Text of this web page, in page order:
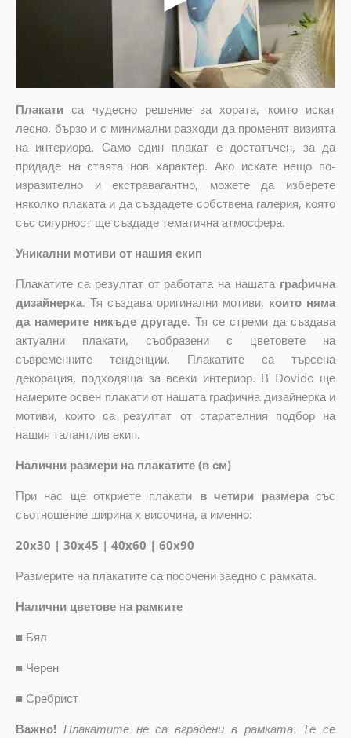
Плакати са чудесно решение за хората, които искат
лесно, бързо и с минимални разходи да променят визията
на интериора. Само един плакат е достатъчен, за да
придаде на стаята нов характер. Ако искате нещо по-
изразително и екстравагантно, можете да изберете
няколко плаката и да създадете собствена галерия, която
със сигурност ще създаде тематична атмосфера.
Уникални мотиви от нашия екип
Плакатите са резултат от работата на нашата графична
дизайнерка. Тя създава оригинални мотиви, които няма
да намерите никъде другаде. Тя се стреми да създава
актуални плакати, съобразени с цветовете на
съвременните тенденции. Плакатите са търсена
декорация, подходяща за всеки интериор. В Dovido ще
намерите освен плакати от нашата графична дизайнерка и
мотиви, които са резултат от старателния подбор на
нашия талантлив екип.
Налични размери на плакатите (в см)
При нас ще откриете плакати в четири размера със
съотношение ширина x височина, а именно:
20x30 | 30x45 | 40x60 | 60x90
Размерите на плакатите са посочени заедно с рамката.
Налични цветове на рамките
■ Бял
■ Черен
■ Сребрист
Важно! Плакатите не са вградени в рамката. Те се